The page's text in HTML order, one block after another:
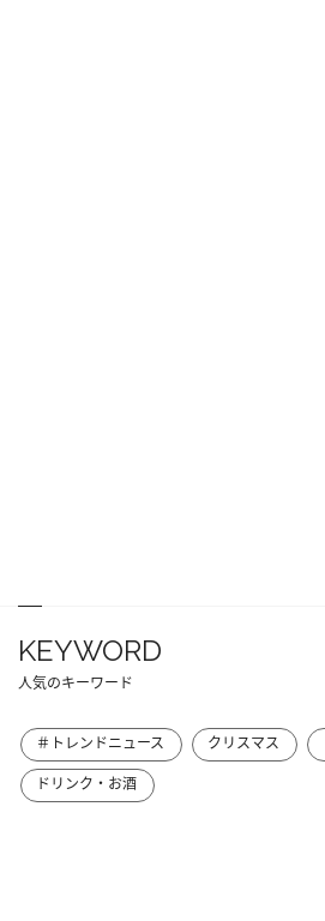
KEYWORD
人気のキーワード
＃トレンドニュース クリスマス
ドリンク・お酒